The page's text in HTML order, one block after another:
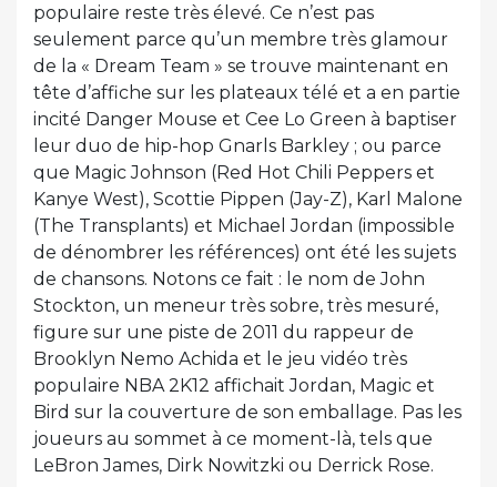
populaire reste très élevé. Ce n’est pas
seulement parce qu’un membre très glamour
de la « Dream Team » se trouve maintenant en
tête d’affiche sur les plateaux télé et a en partie
incité Danger Mouse et Cee Lo Green à baptiser
leur duo de hip-hop Gnarls Barkley ; ou parce
que Magic Johnson (Red Hot Chili Peppers et
Kanye West), Scottie Pippen (Jay-Z), Karl Malone
(The Transplants) et Michael Jordan (impossible
de dénombrer les références) ont été les sujets
de chansons. Notons ce fait : le nom de John
Stockton, un meneur très sobre, très mesuré,
figure sur une piste de 2011 du rappeur de
Brooklyn Nemo Achida et le jeu vidéo très
populaire NBA 2K12 affichait Jordan, Magic et
Bird sur la couverture de son emballage. Pas les
joueurs au sommet à ce moment-là, tels que
LeBron James, Dirk Nowitzki ou Derrick Rose.